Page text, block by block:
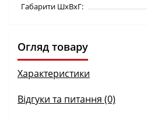
Габарити ШхВхГ:
Огляд товару
Характеристики
Відгуки та питання (0)